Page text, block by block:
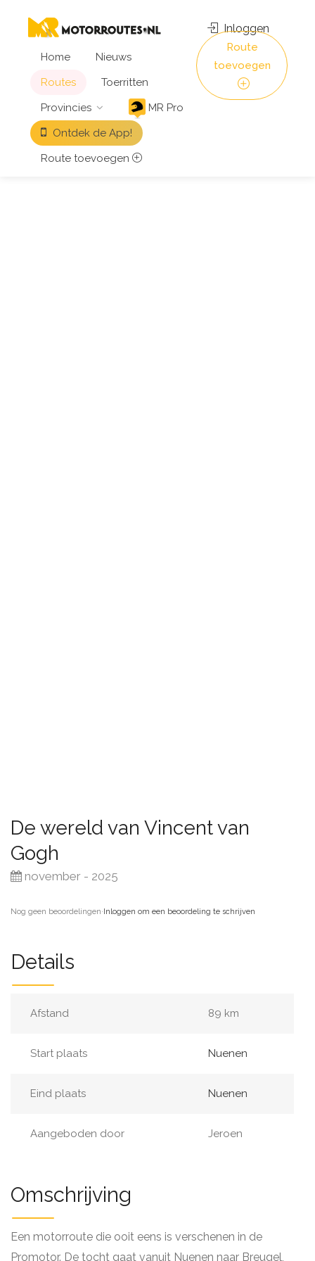
Home
Nieuws
Routes
Toerritten
Provincies
MR Pro
Ontdek de App!
Route toevoegen
Inloggen
Route
toevoegen
De wereld van Vincent van
Gogh
november - 2025
Nog geen beoordelingen·Inloggen om een beoordeling te schrijven
Details
Afstand 89 km
Start plaats Nuenen
Eind plaats Nuenen
Aangeboden door Jeroen
Omschrijving
Een motorroute die ooit eens is verschenen in de
Promotor. De tocht gaat vanuit Nuenen naar Breugel,